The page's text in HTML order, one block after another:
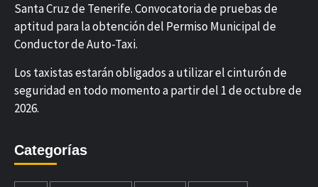
Santa Cruz de Tenerife. Convocatoria de pruebas de
aptitud para la obtención del Permiso Municipal de
Conductor de Auto-Taxi.
Los taxistas estarán obligados a utilizar el cinturón de
seguridad en todo momento a partir del 1 de octubre de
2026.
Categorías